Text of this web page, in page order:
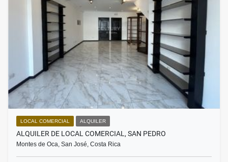
LOCAL COMERCIAL ALQUILER
ALQUILER DE LOCAL COMERCIAL, SAN PEDRO
Montes de Oca, San José, Costa Rica